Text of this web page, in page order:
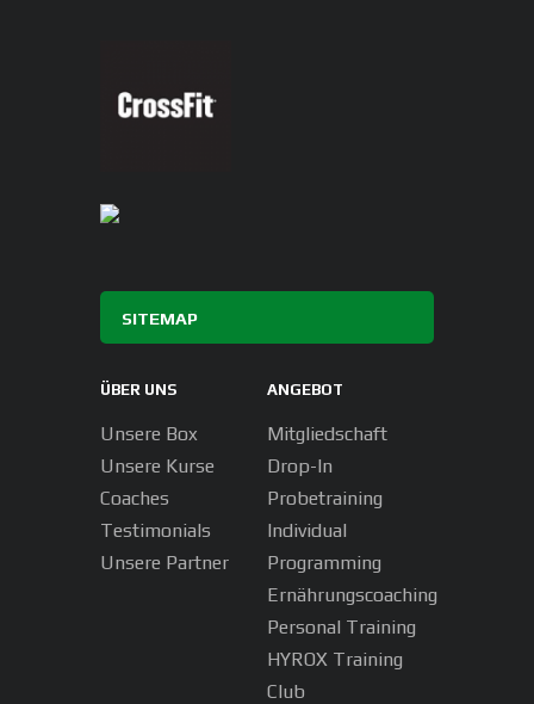
SITEMAP
ÜBER UNS
Unsere Box
Unsere Kurse
Coaches
Testimonials
Unsere Partner
ANGEBOT
Mitgliedschaft
Drop-In
Probetraining
Individual
Programming
Ernährungscoaching
Personal Training
HYROX Training
Club